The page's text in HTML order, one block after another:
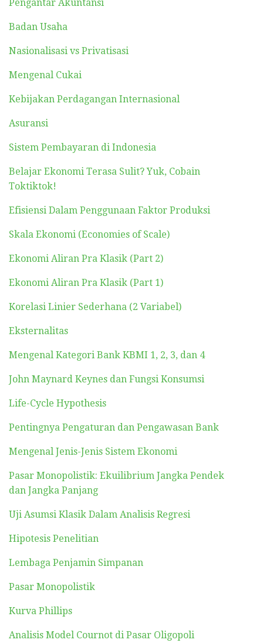
Pengantar Akuntansi
Badan Usaha
Nasionalisasi vs Privatisasi
Mengenal Cukai
Kebijakan Perdagangan Internasional
Asuransi
Sistem Pembayaran di Indonesia
Belajar Ekonomi Terasa Sulit? Yuk, Cobain
Toktiktok!
Efisiensi Dalam Penggunaan Faktor Produksi
Skala Ekonomi (Economies of Scale)
Ekonomi Aliran Pra Klasik (Part 2)
Ekonomi Aliran Pra Klasik (Part 1)
Korelasi Linier Sederhana (2 Variabel)
Eksternalitas
Mengenal Kategori Bank KBMI 1, 2, 3, dan 4
John Maynard Keynes dan Fungsi Konsumsi
Life-Cycle Hypothesis
Pentingnya Pengaturan dan Pengawasan Bank
Mengenal Jenis-Jenis Sistem Ekonomi
Pasar Monopolistik: Ekuilibrium Jangka Pendek
dan Jangka Panjang
Uji Asumsi Klasik Dalam Analisis Regresi
Hipotesis Penelitian
Lembaga Penjamin Simpanan
Pasar Monopolistik
Kurva Phillips
Analisis Model Cournot di Pasar Oligopoli